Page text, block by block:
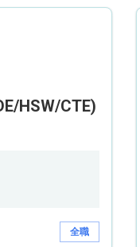
HSW/CTE)
全職